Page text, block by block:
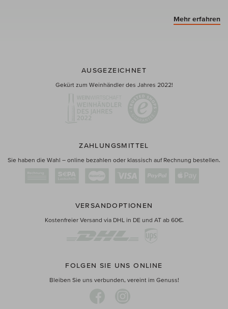
Mehr erfahren
AUSGEZEICHNET
Gekürt zum Weinhändler des Jahres 2022!
ZAHLUNGSMITTEL
Sie haben die Wahl – online bezahlen oder klassisch auf Rechnung bestellen.
VERSANDOPTIONEN
Kostenfreier Versand via DHL in DE und AT ab 60€.
FOLGEN SIE UNS ONLINE
Bleiben Sie uns verbunden, vereint im Genuss!